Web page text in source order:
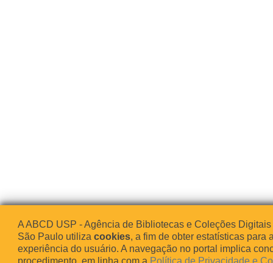
A ABCD USP - Agência de Bibliotecas e Coleções
São Paulo utiliza cookies, a fim de obter estatísticas para
experiência do usuário. A navegação no portal implica
procedimento, em linha com a Política de Privacidade e